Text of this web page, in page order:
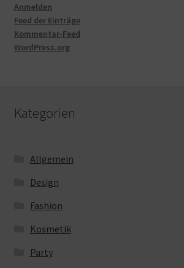
Anmelden
Feed der Einträge
Kommentar-Feed
WordPress.org
Kategorien
Allgemein
Design
Fashion
Kosmetik
Party